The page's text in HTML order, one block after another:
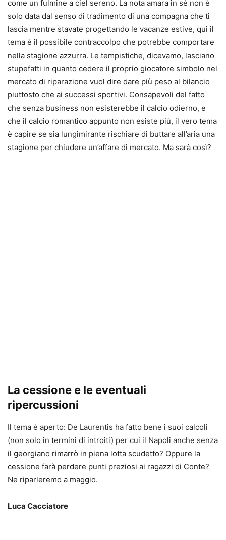
come un fulmine a ciel sereno. La nota amara in sé non è
solo data dal senso di tradimento di una compagna che ti
lascia mentre stavate progettando le vacanze estive, qui il
tema è il possibile contraccolpo che potrebbe comportare
nella stagione azzurra. Le tempistiche, dicevamo, lasciano
stupefatti in quanto cedere il proprio giocatore simbolo nel
mercato di riparazione vuol dire dare più peso al bilancio
piuttosto che ai successi sportivi. Consapevoli del fatto
che senza business non esisterebbe il calcio odierno, e
che il calcio romantico appunto non esiste più, il vero tema
è capire se sia lungimirante rischiare di buttare all’aria una
stagione per chiudere un’affare di mercato. Ma sarà così?
La cessione e le eventuali
ripercussioni
Il tema è aperto: De Laurentis ha fatto bene i suoi calcoli
(non solo in termini di introiti) per cui il Napoli anche senza
il georgiano rimarrò in piena lotta scudetto? Oppure la
cessione farà perdere punti preziosi ai ragazzi di Conte?
Ne riparleremo a maggio.
Luca Cacciatore